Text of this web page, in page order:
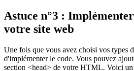
Astuce n°3 :
votre site web
Une fois que vous avez choisi vos types
d'implémenter le code. Vous pouvez
section <head> de votre HTML. Voici